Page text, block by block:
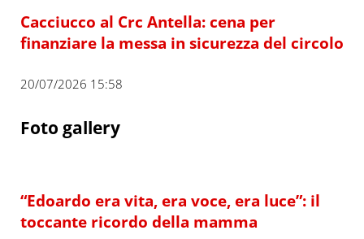
Cacciucco al Crc Antella: cena per
finanziare la messa in sicurezza del circolo
20/07/2026 15:58
Foto gallery
“Edoardo era vita, era voce, era luce”: il
toccante ricordo della mamma